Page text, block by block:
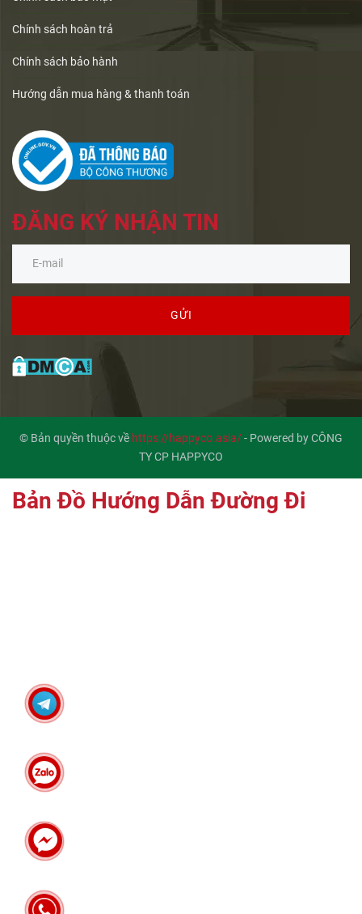
Chính sách hoàn trả
Chính sách bảo hành
Hướng dẫn mua hàng & thanh toán
ĐĂNG KÝ NHẬN TIN
GỬI
© Bản quyền thuộc về https://happyco.asia/- Powered by CÔNG
TY CP HAPPYCO
Bản Đồ Hướng Dẫn Đường Đi